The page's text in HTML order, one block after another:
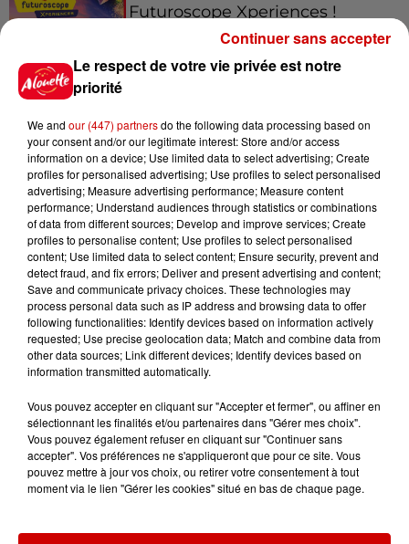
Futuroscope Xperiences !
en jet ski !
Podcasts Voir plus
Kelly Massol, figure
emblématique de
l'entrepreneuriat féminin
Aménager un school bus au
Canada et accueillir les bleus à
Boston,...
Le respect de votre vie privée est notre
priorité
We and our (447) partnersdo the following data processing based on
your consent and/or our legitimate interest: Store and/or access
information on a device; Use limited data to select advertising; Create
profiles for personalised advertising; Use profiles to select personalised
advertising; Measure advertising performance; Measure content
performance; Understand audiences through statistics or combinations
of data from different sources; Develop and improve services; Create
profiles to personalise content; Use profiles to select personalised
content; Use limited data to select content; Ensure security, prevent and
detect fraud, and fix errors; Deliver and present advertising and content;
Save and communicate privacy choices. These technologies may
process personal data such as IP address and browsing data to offer
following functionalities: Identify devices based on information actively
requested; Use precise geolocation data; Match and combine data from
other data sources; Link different devices; Identify devices based on
information transmitted automatically.
Vous pouvez accepter en cliquant sur "Accepter et fermer", ou affiner en
sélectionnant les finalités et/ou partenaires dans "Gérer mes choix".
Vous pouvez également refuser en cliquant sur "Continuer sans
accepter". Vos préférences ne s'appliqueront que pour ce site. Vous
pouvez mettre à jour vos choix, ou retirer votre consentement à tout
moment via le lien "Gérer les cookies" situé en bas de chaque page.
Continuer sans accepter